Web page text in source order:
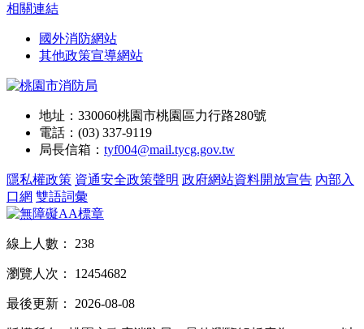
相關連結
國外消防網站
其他政策宣導網站
地址：330060桃園市桃園區力行路280號
電話：(03) 337-9119
局長信箱： tyf004@mail.tycg.gov.tw
隱私權政策 資通安全政策聲明 政府網站資料開放宣告 內部入
口網 雙語詞彙
線上人數： 238
瀏覽人次： 12454682
最後更新： 2026-08-08